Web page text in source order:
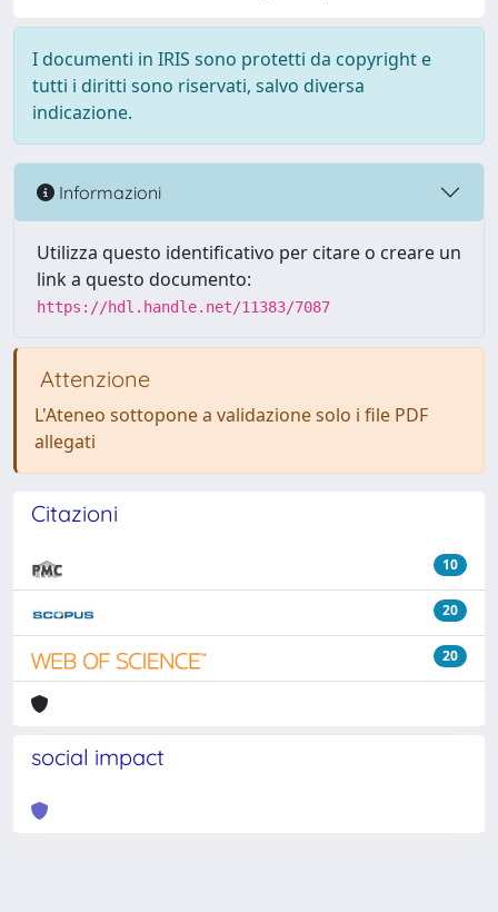
I documenti in IRIS sono protetti da copyright e
tutti i diritti sono riservati, salvo diversa
indicazione.
Informazioni
Utilizza questo identificativo per citare o creare un
link a questo documento:
https://hdl.handle.net/11383/7087
Attenzione
L'Ateneo sottopone a validazione solo i file PDF
allegati
Citazioni
10
20
20
social impact